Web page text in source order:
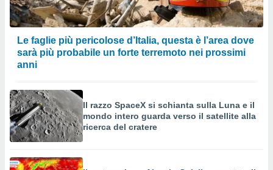
Le faglie più pericolose d’Italia, questa è l’area dove
sarà più probabile un forte terremoto nei prossimi
anni
Il razzo SpaceX si schianta sulla Luna e il
mondo intero guarda verso il satellite alla
ricerca del cratere